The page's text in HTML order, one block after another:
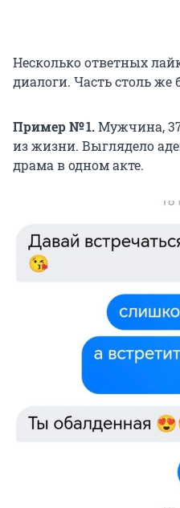
Несколько ответных
диалоги. Часть столь же
Пример № 1.Мужчина,
из жизни. Выглядело
драма в одном акте.